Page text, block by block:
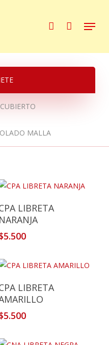
account Menu
MALLA
Añadir Al Carrito
LIBRETA
NARANJA
5.500
Añadir Al Carrito
LIBRETA
5.500